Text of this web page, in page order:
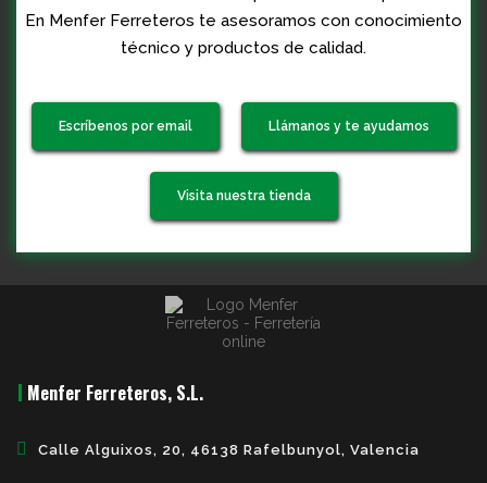
En Menfer Ferreteros te asesoramos con conocimiento
técnico y productos de calidad.
Escríbenos por email Llámanos y te ayudamos
Visita nuestra tienda
Menfer Ferreteros, S.L.
Calle Alguixos, 20, 46138 Rafelbunyol, Valencia